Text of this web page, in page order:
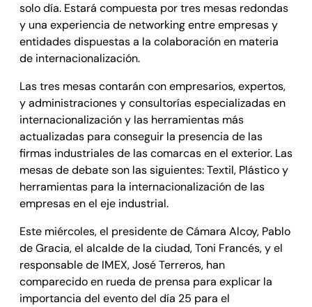
solo día. Estará compuesta por tres mesas redondas
y una experiencia de networking entre empresas y
entidades dispuestas a la colaboración en materia
de internacionalización.
Las tres mesas contarán con empresarios, expertos,
y administraciones y consultorías especializadas en
internacionalización y las herramientas más
actualizadas para conseguir la presencia de las
firmas industriales de las comarcas en el exterior. Las
mesas de debate son las siguientes: Textil, Plástico y
herramientas para la internacionalización de las
empresas en el eje industrial.
Este miércoles, el presidente de Cámara Alcoy, Pablo
de Gracia, el alcalde de la ciudad, Toni Francés, y el
responsable de IMEX, José Terreros, han
comparecido en rueda de prensa para explicar la
importancia del evento del día 25 para el